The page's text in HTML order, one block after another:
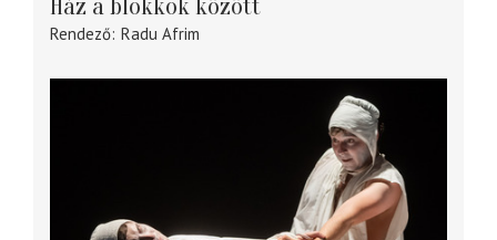
Ház a blokkok között
Rendező Radu Afrim